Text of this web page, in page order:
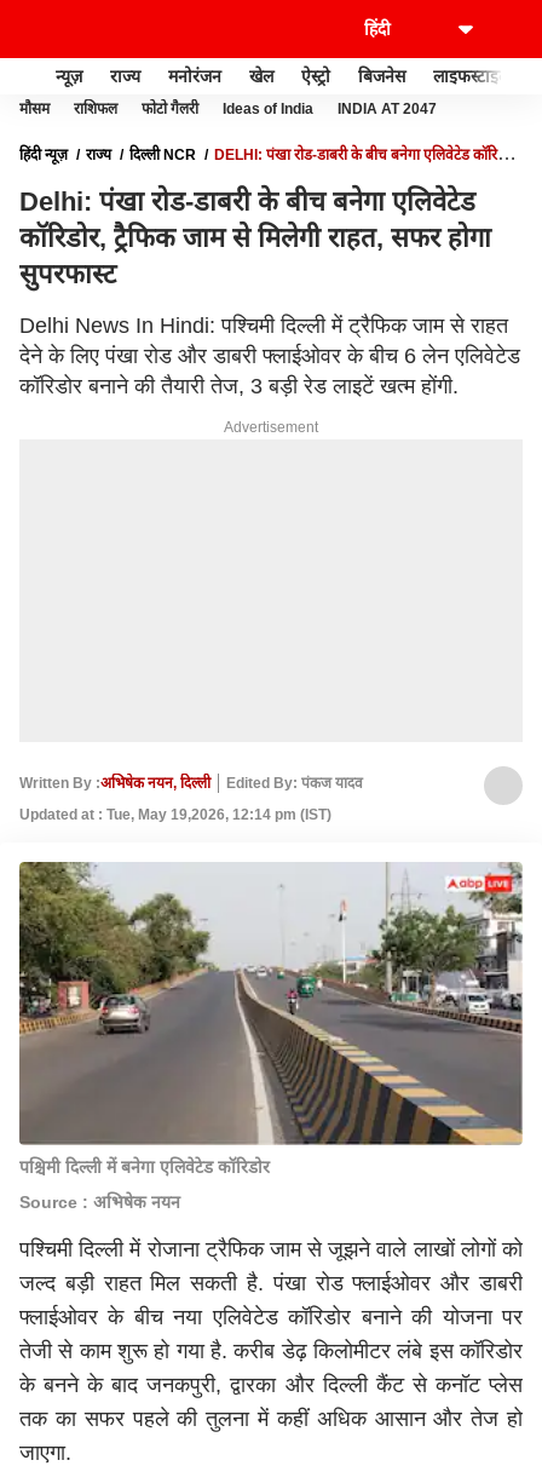
न्यूज़ राज्य मनोरंजन खेल ऐस्ट्रो बिजनेस लाइफस्टाइल
मौसम राशिफल फोटो गैलरी Ideas of India INDIA AT 2047
हिंदी न्यूज़ राज्य दिल्ली NCR
DELHI: पंखा रोड-डाबरी के बीच बनेगा एलिवेटेड कॉरिडोर,
Delhi: पंखा रोड-डाबरी के बीच बनेगा एलिवेटेड
कॉरिडोर, ट्रैफिक जाम से मिलेगी राहत, सफर होगा
सुपरफास्ट
Delhi News In Hindi: पश्चिमी दिल्ली में ट्रैफिक जाम से राहत
देने के लिए पंखा रोड और डाबरी फ्लाईओवर के बीच 6 लेन एलिवेटेड
कॉरिडोर बनाने की तैयारी तेज, 3 बड़ी रेड लाइटें खत्म होंगी.
Advertisement
Written By :अभिषेक नयन, दिल्ली
Edited By: पंकज यादव
Updated at : Tue, May 19,2026, 12:14 pm (IST)
पश्चिमी दिल्ली में बनेगा एलिवेटेड कॉरिडोर
Source : अभिषेक नयन
पश्चिमी दिल्ली में रोजाना ट्रैफिक जाम से जूझने वाले लाखों लोगों को
जल्द बड़ी राहत मिल सकती है. पंखा रोड फ्लाईओवर और डाबरी
फ्लाईओवर के बीच नया एलिवेटेड कॉरिडोर बनाने की योजना पर
तेजी से काम शुरू हो गया है. करीब डेढ़ किलोमीटर लंबे इस कॉरिडोर
के बनने के बाद जनकपुरी, द्वारका और दिल्ली कैंट से कनॉट प्लेस
तक का सफर पहले की तुलना में कहीं अधिक आसान और तेज हो
जाएगा.